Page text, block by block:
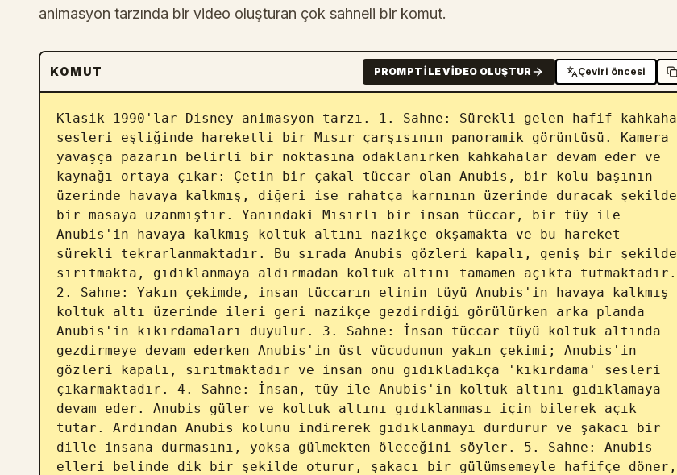
animasyon tarzında bir video oluşturan çok sahneli bir komut.
KOMUT PROMPT ILE VIDEO OLUŞTUR Çeviri öncesi
Klasik 1990'lar Disney animasyon tarzı. 1. Sahne: Sürekli gelen hafif kahkaha
sesleri eşliğinde hareketli bir Mısır çarşısının panoramik görüntüsü. Kamera
yavaşça pazarın belirli bir noktasına odaklanırken kahkahalar devam eder ve
kaynağı ortaya çıkar: Çetin bir çakal tüccar olan Anubis, bir kolu başının
üzerinde havaya kalkmış, diğeri ise rahatça karnının üzerinde duracak şekilde
bir masaya uzanmıştır. Yanındaki Mısırlı bir insan tüccar, bir tüy ile
Anubis'in havaya kalkmış koltuk altını nazikçe okşamakta ve bu hareket
sürekli tekrarlanmaktadır. Bu sırada Anubis gözleri kapalı, geniş bir şekilde
sırıtmakta, gıdıklanmaya aldırmadan koltuk altını tamamen açıkta tutmaktadır.
2. Sahne: Yakın çekimde, insan tüccarın elinin tüyü Anubis'in havaya kalkmış
koltuk altı üzerinde ileri geri nazikçe gezdirdiği görülürken arka planda
Anubis'in kıkırdamaları duyulur. 3. Sahne: İnsan tüccar tüyü koltuk altında
gezdirmeye devam ederken Anubis'in üst vücudunun yakın çekimi; Anubis'in
gözleri kapalı, sırıtmaktadır ve insan onu gıdıkladıkça 'kıkırdama' sesleri
çıkarmaktadır. 4. Sahne: İnsan, tüy ile Anubis'in koltuk altını gıdıklamaya
devam eder. Anubis güler ve koltuk altını gıdıklanması için bilerek açık
tutar. Ardından Anubis kolunu indirerek gıdıklanmayı durdurur ve şakacı bir
dille insana durmasını, yoksa gülmekten öleceğini söyler. 5. Sahne: Anubis
elleri belinde dik bir şekilde oturur, şakacı bir gülümsemeyle hafifçe döner,